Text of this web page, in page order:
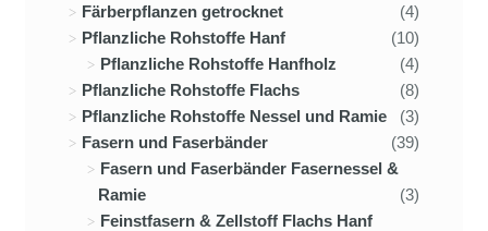
Färberpflanzen getrocknet
(4)
Pflanzliche Rohstoffe Hanf
(10)
Pflanzliche Rohstoffe Hanfholz
(4)
Pflanzliche Rohstoffe Flachs
(8)
Pflanzliche Rohstoffe Nessel und Ramie
(3)
Fasern und Faserbänder
(39)
Fasern und Faserbänder Fasernessel &
Ramie
(3)
Feinstfasern & Zellstoff Flachs Hanf